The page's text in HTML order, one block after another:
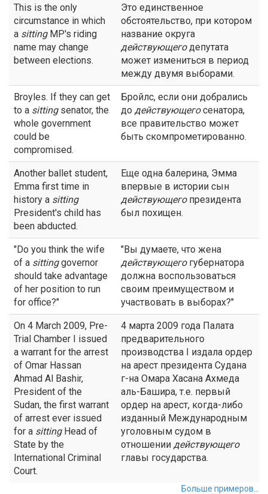
This is the only
circumstance in which
a sittingMP's riding
name may change
between elections.
Это единственное
обстоятельство, при котором
название округа
действующегодепутата
может измениться в период
между двумя выборами.
Broyles. If they can get
to a sittingsenator, the
whole government
could be
compromised.
Бройлс, если они добрались
до действующегосенатора,
все правительство может
быть скомпрометированно.
Another ballet student,
Emma first time in
history a sitting
President's child has
been abducted.
Еще одна балерина, Эмма
впервые в истории сын
действующегопрезидента
был похищен.
"Do you think the wife
of a sittinggovernor
should take advantage
of her position to run
for office?"
"Вы думаете, что жена
действующегогубернатора
должна воспользоваться
своим преимуществом и
участвовать в выборах?"
On 4 March 2009, Pre-
Trial Chamber I issued
a warrant for the arrest
of Omar Hassan
Ahmad Al Bashir,
President of the
Sudan, the first warrant
of arrest ever issued
for a sittingHead of
State by the
International Criminal
Court.
4 марта 2009 года Палата
предварительного
производства I издала ордер
на арест президента Судана
г-на Омара Хасана Ахмеда
аль-Башира, т.е. первый
ордер на арест, когда-либо
изданный Международным
уголовным судом в
отношении действующего
главы государства.
Больше примеров...